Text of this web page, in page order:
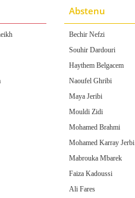
Abstenu
Bechir Nefzi
Souhir Dardouri
Haythem Belgacem
Naoufel Ghribi
Maya Jeribi
Mouldi Zidi
Mohamed Brahmi
Mohamed Karray Jerbi
Mabrouka Mbarek
Faiza Kadoussi
Ali Fares